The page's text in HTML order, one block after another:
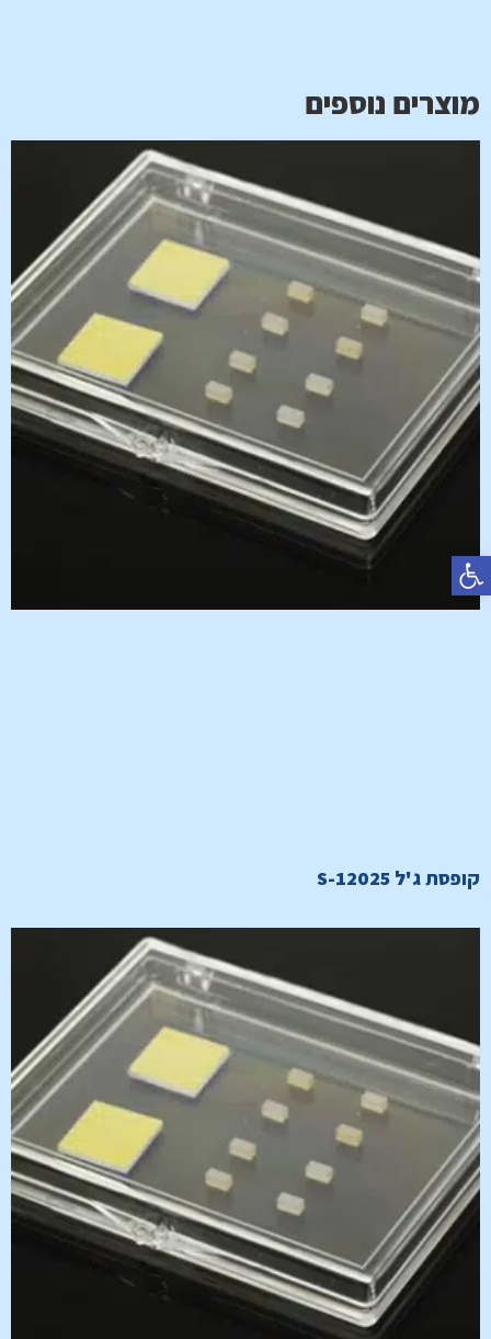
מוצרים נוספים
קופסת ג'ל S-12025
פתח סרגל נגישות